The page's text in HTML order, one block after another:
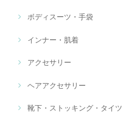
ボディスーツ・手袋
インナー・肌着
アクセサリー
ヘアアクセサリー
靴下・ストッキング・タイツ